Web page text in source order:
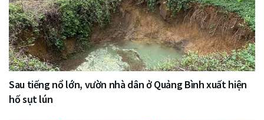
Sau tiếng nổ lớn, vườn nhà dân ở Quảng Bình xuất hiện
hố sụt lún